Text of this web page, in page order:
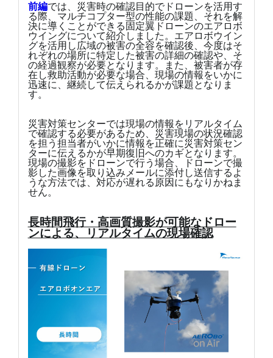
前編では、災害時の確認目的でドローンを活用す
る際、マルチコプター型の性能の課題、それを解
決に導くことができる固定翼ドローンのエアロボ
ウイングについて紹介しました。エアロボウイン
グを活用し広域の被害の全容を確認後、今度はそ
れぞれの場所に特定した被害の詳細の確認や、そ
の経過観察が必要となります。また、被害者が存
在し救助活動が必要な場合、現場の情報をいかに
迅速に、継続して伝えられるかが課題となりま
す。
災害対策センターでは現場の情報をリアルタイム
で確認する必要があるため、災害現場の状況確認
を担う担当者がいかに情報を正確に災害対策セン
ターに伝えるかが早期復旧へのカギとなります。
現場の撮影をドローンで行う場合、ドローンで撮
影した画像を取り込みメールに添付し送信するよ
うな方法では、対応が遅れる原因にもなりかねま
せん。
長時間飛行・高画質撮影が可能なドロー
ンによる、リアルタイムの現場確認